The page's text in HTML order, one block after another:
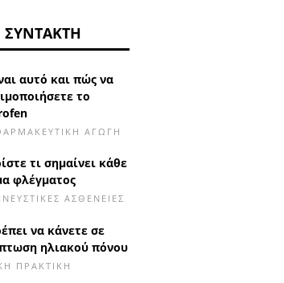
ΣΥΝΤΆΚΤΗ
αυτό και πώς να
το
ΑΓΩΓΉ
τι σημαίνει κάθε
φλέγματος
ΑΣΘΈΝΕΙΕΣ
να κάνετε σε
ηλιακού πόνου
ΠΡΑΚΤΙΚΉ